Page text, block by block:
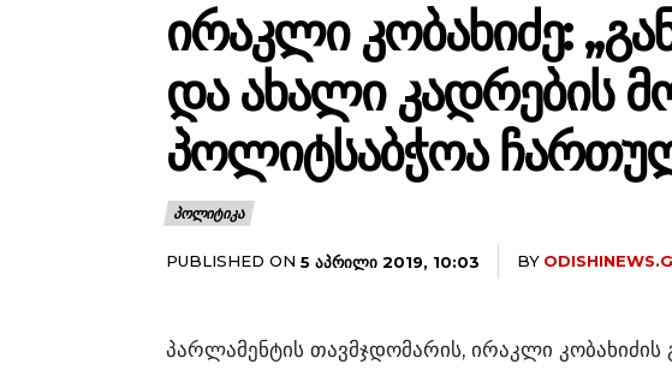
ᲘᲠᲐᲙᲚᲘ ᲙᲝᲑᲐᲮᲘᲫᲔ:
ᲓᲐ ᲐᲮᲐᲚᲘ ᲙᲐᲓᲠᲔᲑᲘᲡ
ᲞᲝᲚᲘᲢᲡᲐᲑᲭᲝᲐ
ᲞᲝᲚᲘᲢᲘᲙᲐ
PUBLISHED ON 5 ᲐᲞᲠᲘᲚᲘ 2019, 10:03 BY
პარლამენტის თავმჯდომარის, ირაკლი